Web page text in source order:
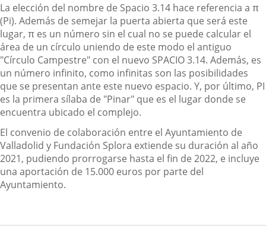
La elección del nombre de Spacio 3.14 hace referencia a π
(Pi). Además de semejar la puerta abierta que será este
lugar, π es un número sin el cual no se puede calcular el
área de un círculo uniendo de este modo el antiguo
"Círculo Campestre" con el nuevo SPACIO 3.14. Además, es
un número infinito, como infinitas son las posibilidades
que se presentan ante este nuevo espacio. Y, por último, PI
es la primera sílaba de "Pinar" que es el lugar donde se
encuentra ubicado el complejo.
El convenio de colaboración entre el Ayuntamiento de
Valladolid y Fundación Splora extiende su duración al año
2021, pudiendo prorrogarse hasta el fin de 2022, e incluye
una aportación de 15.000 euros por parte del
Ayuntamiento.